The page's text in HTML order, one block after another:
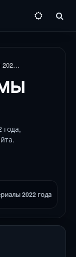
Русские фильмы 2022 года
года,
2022 года